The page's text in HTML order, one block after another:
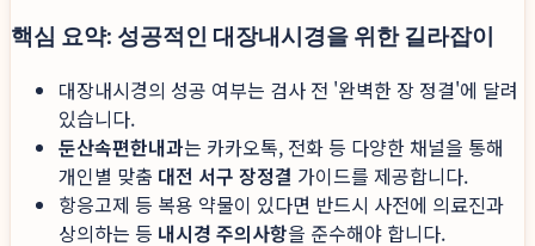
핵심 요약: 성공적인 대장내시경을 위한 길라잡이
대장내시경의 성공 여부는 검사 전 '완벽한 장 정결'에 달려
있습니다.
둔산속편한내과는 카카오톡, 전화 등 다양한 채널을 통해
개인별 맞춤 대전 서구 장정결 가이드를 제공합니다.
항응고제 등 복용 약물이 있다면 반드시 사전에 의료진과
상의하는 등 내시경 주의사항을 준수해야 합니다.